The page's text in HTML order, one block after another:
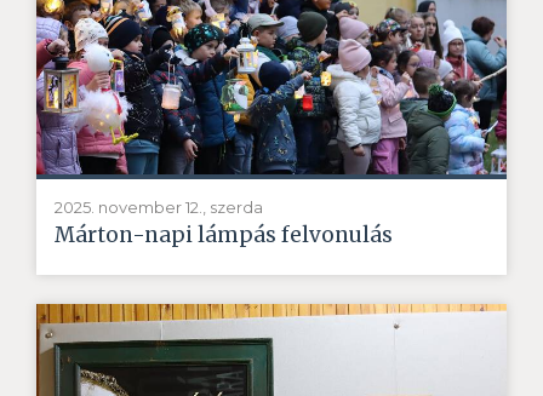
2025. november 12., szerda
Márton-napi lámpás felvonulás